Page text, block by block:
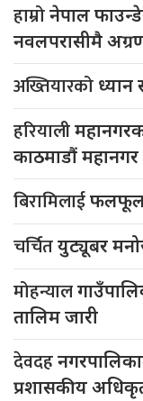
हाम्रोनेपाल
नवलपरासीमै
अख्तियारको ध्यान
हरियाली
काठमाडौं महानगर
बिरामिलाईफलफूल
चर्चितयुट्यूबर
मोहन्याल
तालिम जारी
देवदह
प्रशासकीय